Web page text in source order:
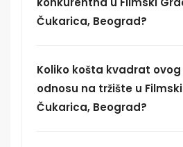
Čukarica, Beograd?
Koliko košta kvadrat
odnosu na tržište u
Čukarica, Beograd?